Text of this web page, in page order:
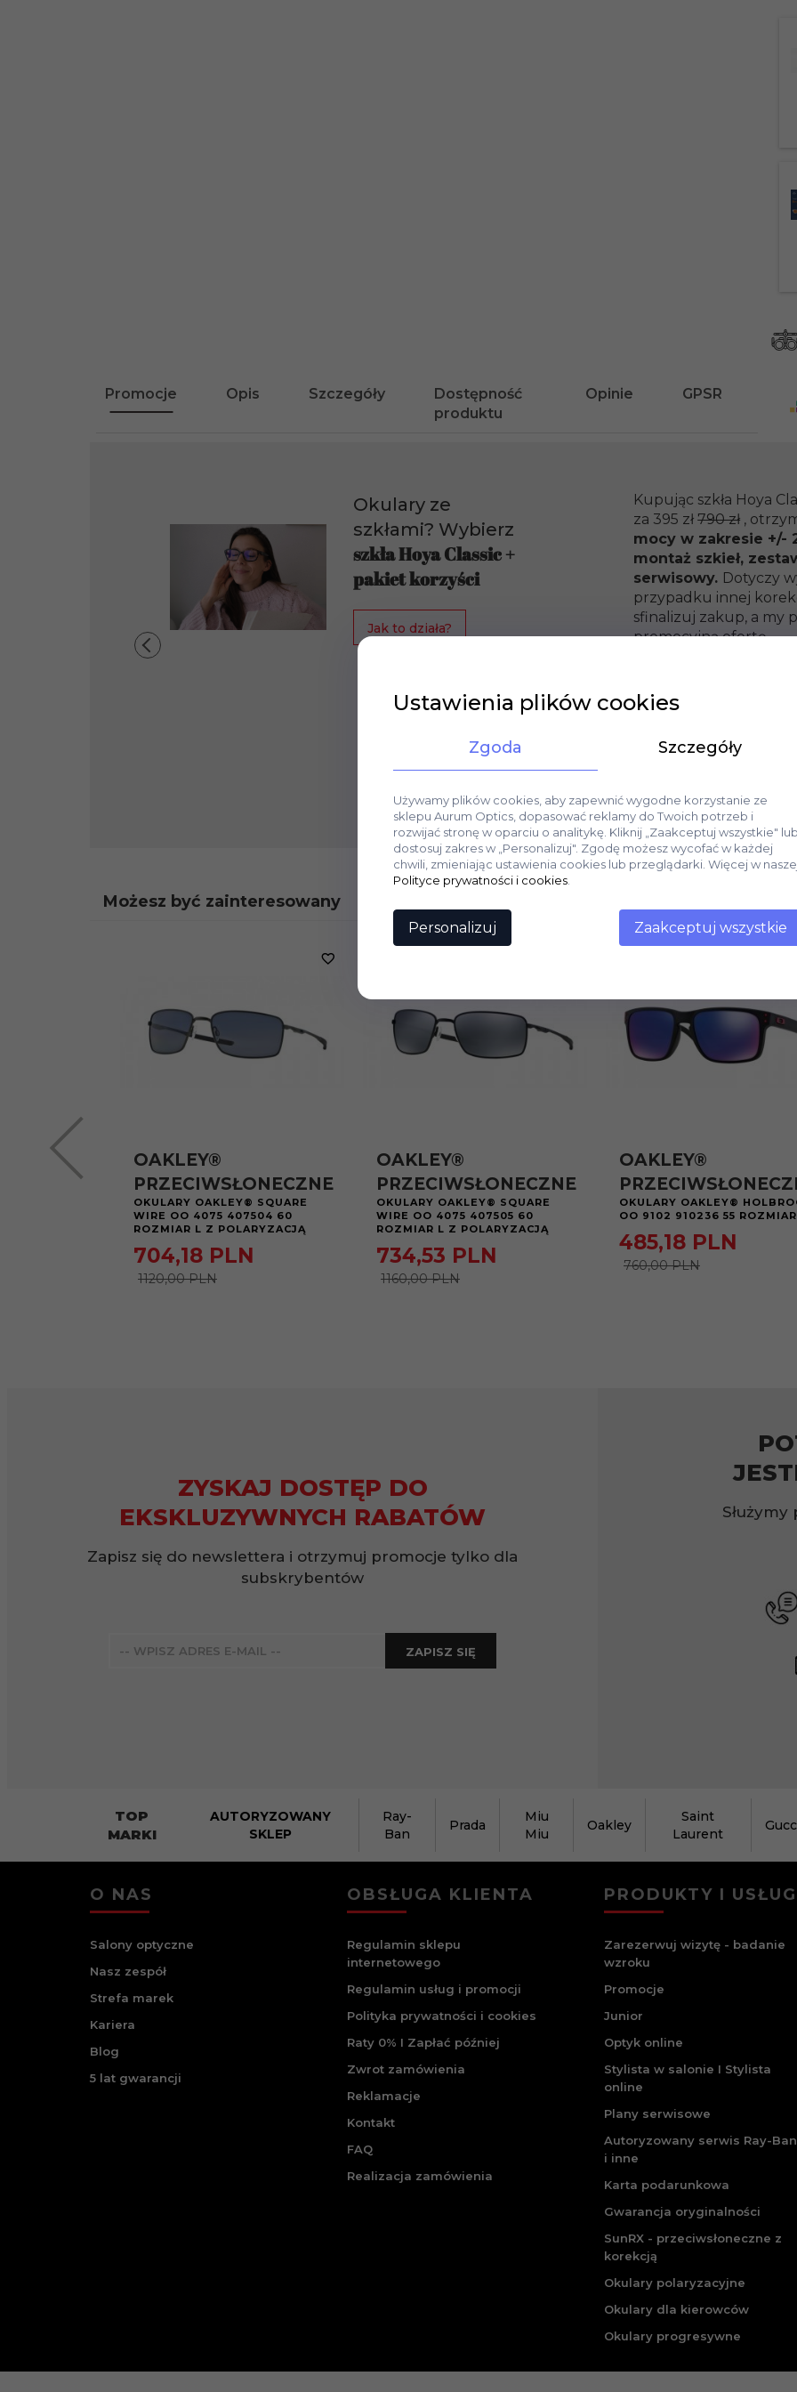
Promocje Opis Szczegóły
Dostępność
produktu
Opinie GPSR
Okulary ze
szkłami? Wybierz
szkła Hoya Classic +
pakiet korzyści
Jak to działa?
Kupując szkła Hoya
za 395 zł790 zł ,
mocy w zakresie +/-
montaż szkieł,
serwisowy. Dotyczy
przypadku innej
sfinalizuj zakup, a my
promocyjną ofertę.
Możesz być zainteresowany
OAKLEY®
PRZECIWSŁONECZNE
OKULARY OAKLEY® SQUARE
WIRE OO 4075 407504 60
ROZMIAR L Z POLARYZACJĄ
704,18 PLN
1120,00 PLN
OAKLEY®
PRZECIWSŁONECZNE
OKULARY OAKLEY® SQUARE
WIRE OO 4075 407505 60
ROZMIAR L Z POLARYZACJĄ
734,53 PLN
1160,00 PLN
OAKLEY®
OKULARY OAKLEY®
OO 9102 910236 55
485,18 PLN
760,00 PLN
ZYSKAJ DOSTĘP DO
EKSKLUZYWNYCH RABATÓW
Zapisz się do newslettera i otrzymuj promocje tylko dla
subskrybentów
ZAPISZ SIĘ
TOP
MARKI
AUTORYZOWANY
SKLEP
Ray-
Ban
Prada
Miu
Miu
Oakley
Saint
Laurent
O NAS
Salony optyczne
Nasz zespół
Strefa marek
Kariera
Blog
5 lat gwarancji
OBSŁUGA KLIENTA
Regulamin sklepu
internetowego
Regulamin usług i promocji
Polityka prywatności i cookies
Raty 0% I Zapłać później
Zwrot zamówienia
Reklamacje
Kontakt
FAQ
Realizacja zamówienia
PRODUKTY I
Zarezerwuj wizytę - badanie
wzroku
Promocje
Junior
Optyk online
Stylista w salonie I Stylista
online
Plany serwisowe
Autoryzowany serwis Ray-Ban
i inne
Karta podarunkowa
Gwarancja oryginalności
SunRX - przeciwsłoneczne z
korekcją
Okulary polaryzacyjne
Okulary dla kierowców
Okulary progresywne
Ustawienia plików cookies
Zgoda Szczegóły
Używamy plików cookies, aby zapewnić wygodne korzystanie ze
sklepu Aurum Optics, dopasować reklamy do Twoich potrzeb i
rozwijać stronę w oparciu o analitykę. Kliknij „Zaakceptuj wszystkie" lub
dostosuj zakres w „Personalizuj". Zgodę możesz wycofać w każdej
chwili, zmieniając ustawienia cookies lub przeglądarki. Więcej w
Polityce prywatności i cookies
Personalizuj Zaakceptuj wszystkie